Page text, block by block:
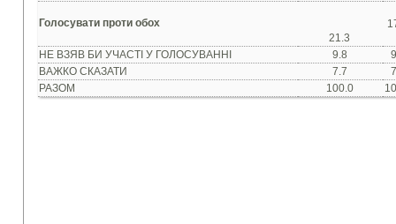
Голосувати проти обох
21.3
НЕ ВЗЯВ БИ УЧАСТІ У ГОЛОСУВАННІ 9.8
ВАЖКО СКАЗАТИ
7.7
РАЗОМ
100.0